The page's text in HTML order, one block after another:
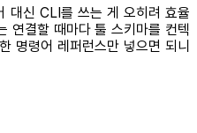
대신 CLI를 쓰는 게 오히려 효율
연결할 때마다 툴 스키마를 컨텍
명령어 레퍼런스만 넣으면 되니